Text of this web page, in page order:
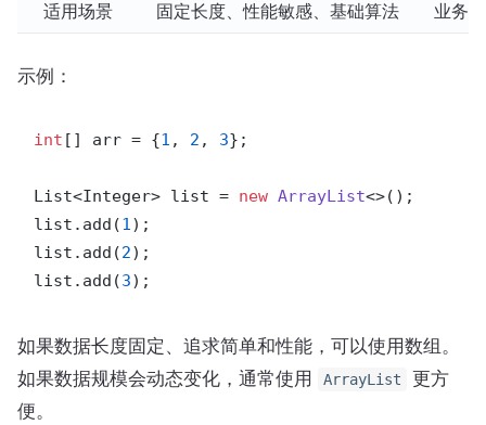
适用场景 固定长度、性能敏感、基础算法 业务
示例：
int [] arr = {1 , 2 , 3};
List<Integer> list = new ArrayList<>();
list.add(1);
list.add(2);
list.add(3
如果数据长度固定、追求简单和性能，可以使用数组。
如果数据规模会动态变化，通常使用
ArrayList
更方
便。